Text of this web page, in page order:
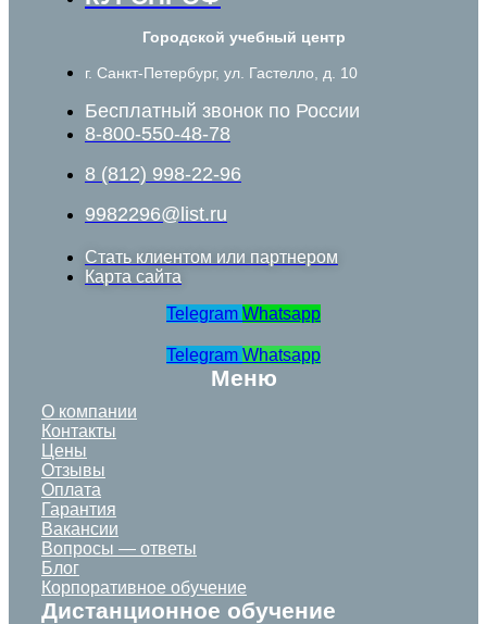
Городской учебный центр
г. Санкт-Петербург, ул. Гастелло, д. 10
Бесплатный звонок по России
8-800-550-48-78
8 (812) 998-22-96
9982296@list.ru
Стать клиентом или партнером
Карта сайта
Telegram Whatsapp
Telegram Whatsapp
Меню
О компании
Контакты
Цены
Отзывы
Оплата
Гарантия
Вакансии
Вопросы — ответы
Блог
Корпоративное обучение
Дистанционное обучение